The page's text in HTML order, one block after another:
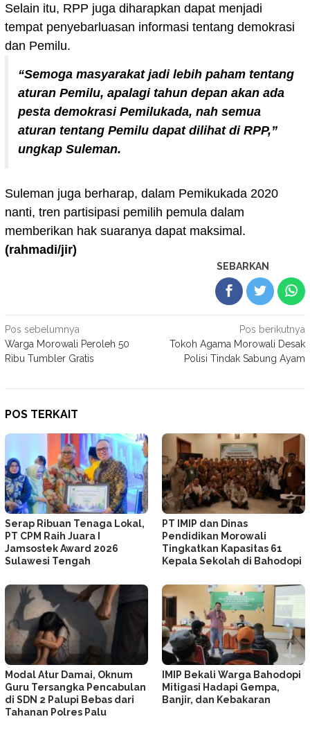
Selain itu, RPP juga diharapkan dapat menjadi
tempat penyebarluasan informasi tentang demokrasi
dan Pemilu.
“Semoga masyarakat jadi lebih paham tentang
aturan Pemilu, apalagi tahun depan akan ada
pesta demokrasi Pemilukada, nah semua
aturan tentang Pemilu dapat dilihat di RPP,”
ungkap Suleman.
Suleman juga berharap, dalam Pemikukada 2020
nanti, tren partisipasi pemilih pemula dalam
memberikan hak suaranya dapat maksimal.
(rahmadi/jir)
SEBARKAN
Navigasi
pos
Pos sebelumnya
Warga Morowali Peroleh 50
Ribu Tumbler Gratis
Pos berikutnya
Tokoh Agama Morowali Desak
Polisi Tindak Sabung Ayam
POS TERKAIT
Serap Ribuan Tenaga Lokal,
PT CPM Raih Juara I
Jamsostek Award 2026
Sulawesi Tengah
PT IMIP dan Dinas
Pendidikan Morowali
Tingkatkan Kapasitas 61
Kepala Sekolah di Bahodopi
Modal Atur Damai, Oknum
Guru Tersangka Pencabulan
di SDN 2 Palupi Bebas dari
Tahanan Polres Palu
IMIP Bekali Warga Bahodopi
Mitigasi Hadapi Gempa,
Banjir, dan Kebakaran